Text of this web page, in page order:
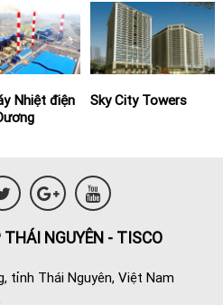
Nhiệt điện
Sky City Towers
NGUYÊN - TISCO
tỉnh Thái Nguyên, Việt Nam